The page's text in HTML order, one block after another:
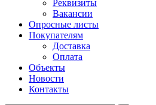
Реквизиты
Вакансии
Опросные листы
Покупателям
Доставка
Оплата
Объекты
Новости
Контакты